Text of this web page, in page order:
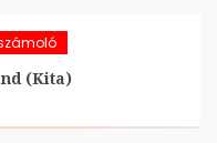
(Kita)